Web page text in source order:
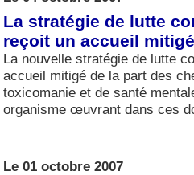
La stratégie de lutte
reçoit un accueil mitigé
La nouvelle stratégie de lutte
accueil mitigé de la part des
toxicomanie et de santé
organisme œuvrant dans ces
Le 01 octobre 2007